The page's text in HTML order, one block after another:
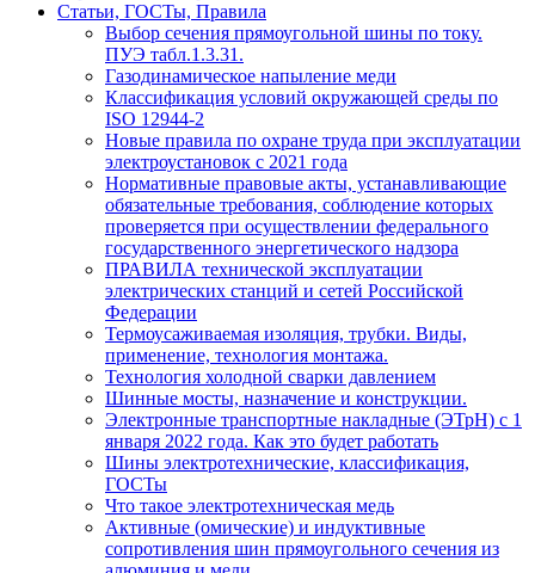
Статьи, ГОСТы, Правила
Выбор сечения прямоугольной шины по току.
ПУЭ табл.1.3.31.
Газодинамическое напыление меди
Классификация условий окружающей среды по
ISO 12944-2
Новые правила по охране труда при эксплуатации
электроустановок с 2021 года
Нормативные правовые акты, устанавливающие
обязательные требования, соблюдение которых
проверяется при осуществлении федерального
государственного энергетического надзора
ПРАВИЛА технической эксплуатации
электрических станций и сетей Российской
Федерации
Термоусаживаемая изоляция, трубки. Виды,
применение, технология монтажа.
Технология холодной сварки давлением
Шинные мосты, назначение и конструкции.
Электронные транспортные накладные (ЭТрН) с 1
января 2022 года. Как это будет работать
Шины электротехнические, классификация,
ГОСТы
Что такое электротехническая медь
Активные (омические) и индуктивные
сопротивления шин прямоугольного сечения из